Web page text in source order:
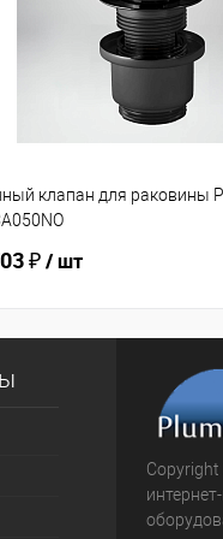
клапан для раковины
₽/ шт